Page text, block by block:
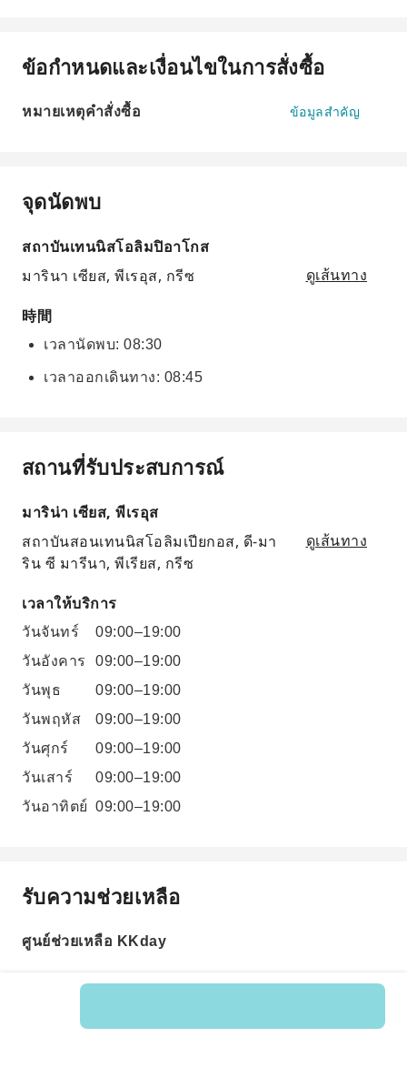
ข้อกำหนดและเงื่อนไขในการสั่งซื้อ
หมายเหตุคำสั่งซื้อ ข้อมูลสำคัญ
จุดนัดพบ
สถาบันเทนนิสโอลิมปิอาโกส
มารินา เซียส, พีเรอุส, กรีซ
ดูเส้นทาง
時間
เวลานัดพบ: 08:30
เวลาออกเดินทาง: 08:45
สถานที่รับประสบการณ์
มาริน่า เซียส, พีเรอุส
สถาบันสอนเทนนิสโอลิมเปียกอส, ดี-มา
ริน ซี มารีนา, พีเรียส, กรีซ
ดูเส้นทาง
เวลาให้บริการ
วันจันทร์
09:00–19:00
วันอังคาร
09:00–19:00
วันพุธ
09:00–19:00
วันพฤหัส
09:00–19:00
วันศุกร์
09:00–19:00
วันเสาร์
09:00–19:00
วันอาทิตย์ 09:00–19:00
รับความช่วยเหลือ
ศูนย์ช่วยเหลือ KKday
รหัสสินค้า: 582055